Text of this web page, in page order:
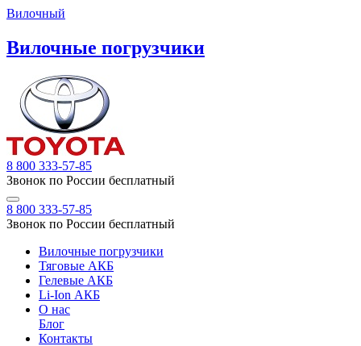
Вилочный
Вилочные погрузчики
8 800 333-57-85
Звонок по России бесплатный
8 800 333-57-85
Звонок по России бесплатный
Вилочные погрузчики
Тяговые АКБ
Гелевые АКБ
Li-Ion АКБ
О нас
Блог
Контакты